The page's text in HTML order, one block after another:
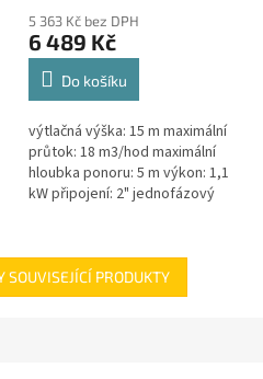
produktu
je
5,0
hvězdiček.
5 363 Kč bez DPH
6 489 Kč
Do košíku
výtlačná výška: 15 m maximální
průtok: 18 m3/hod maximální
hloubka ponoru: 5 m výkon: 1,1
kW připojení: 2" jednofázový
SOUVISEJÍCÍ PRODUKTY